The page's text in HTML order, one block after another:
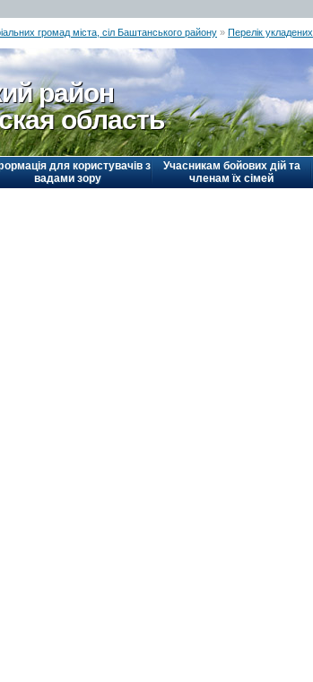
громад міста, сіл Баштанського району » Перелік укладених
район
область
для користувачів з
вадами зору
Учасникам бойових дій та
членам їх сімей